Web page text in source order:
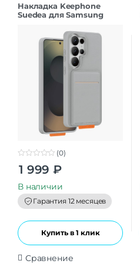
Накладка Keephone
Suedea для Samsung
t
o
f
5
(0)
1 999 ₽
В наличии
Гарантия 12 месяцев
Купить в 1 клик
Сравнение